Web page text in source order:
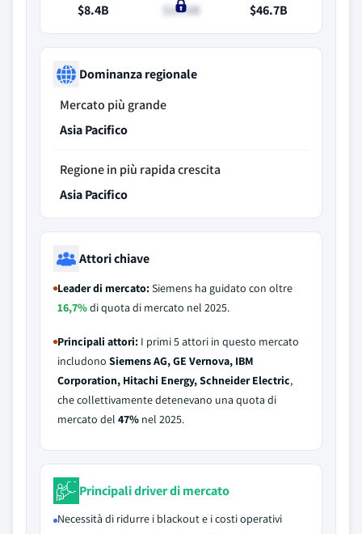
$8.4B
$10.8B
$46.7B
Dominanza regionale
Mercato più grande
Asia Pacifico
Regione in più rapida crescita
Asia Pacifico
Attori chiave
Leader di mercato:Siemens ha guidato con oltre
16,7%di quota di mercato nel 2025.
Principali attori: I primi 5 attori in questo mercato
includono Siemens AG, GE Vernova, IBM
Corporation, Hitachi Energy, Schneider Electric,
che collettivamente detenevano una quota di
mercato del 47% nel 2025.
Principali driver di mercato
Necessità di ridurre i blackout e i costi operativi